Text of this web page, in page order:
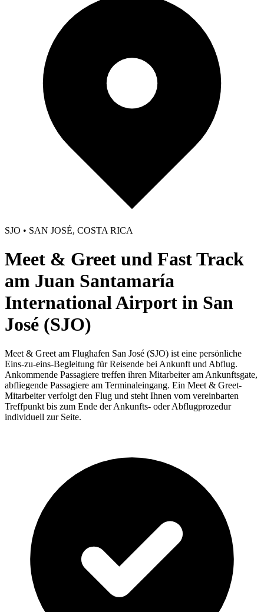
SJO • SAN JOSÉ, COSTA RICA
Meet & Greet und Fast Track
am Juan Santamaría
International Airport in San
José (SJO)
Meet & Greet am Flughafen San José (SJO) ist eine persönliche
Eins-zu-eins-Begleitung für Reisende bei Ankunft und Abflug.
Ankommende Passagiere treffen ihren Mitarbeiter am Ankunftsgate,
abfliegende Passagiere am Terminaleingang. Ein Meet & Greet-
Mitarbeiter verfolgt den Flug und steht Ihnen vom vereinbarten
Treffpunkt bis zum Ende der Ankunfts- oder Abflugprozedur
individuell zur Seite.